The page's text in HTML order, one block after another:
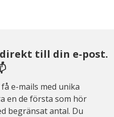
till din e-post.
e-mails med unika
en de första som hör
begränsat antal. Du